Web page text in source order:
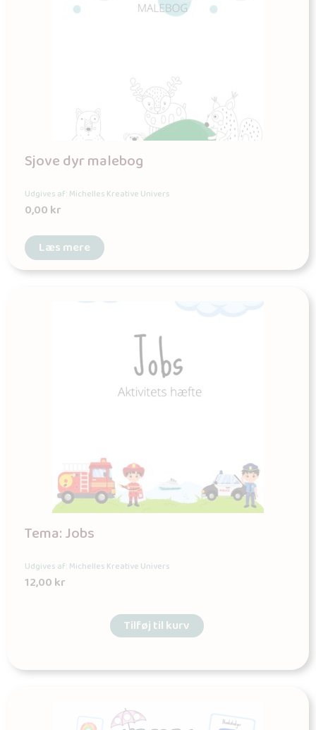
Sjove dyr malebog
Udgives af: Michelles Kreative Univers
0,00kr
Læs mere
Tema: Jobs
Udgives af: Michelles Kreative Univers
12,00kr
Tilføj til kurv